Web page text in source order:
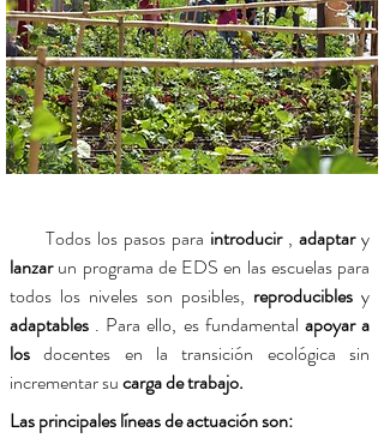
Todos los pasos para introducir, adaptary
lanzarun programa de EDS en las escuelas para
todos los niveles son posibles, reproducibles y
adaptables . Para ello, es fundamental apoyar a
los docentes en la transición ecológica sin
incrementar sucarga de trabajo.
Las principales líneas de actuación son: